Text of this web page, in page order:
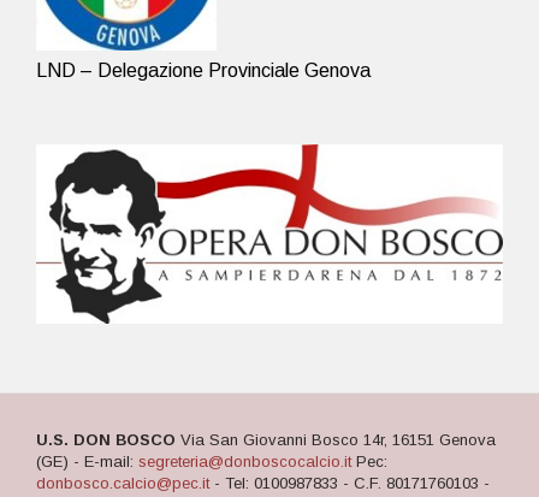
LND – Delegazione Provinciale Genova
U.S. DON BOSCO Via San Giovanni Bosco 14r, 16151 Genova
(GE) - E-mail: segreteria@donboscocalcio.itPec:
donbosco.calcio@pec.it- Tel: 0100987833 - C.F. 80171760103 -